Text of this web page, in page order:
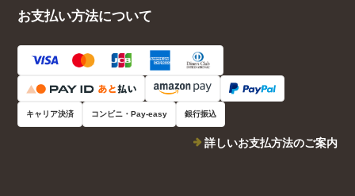
お支払い方法について
キャリア決済 コンビニ・Pay-easy 銀行振込
詳しいお支払方法のご案内